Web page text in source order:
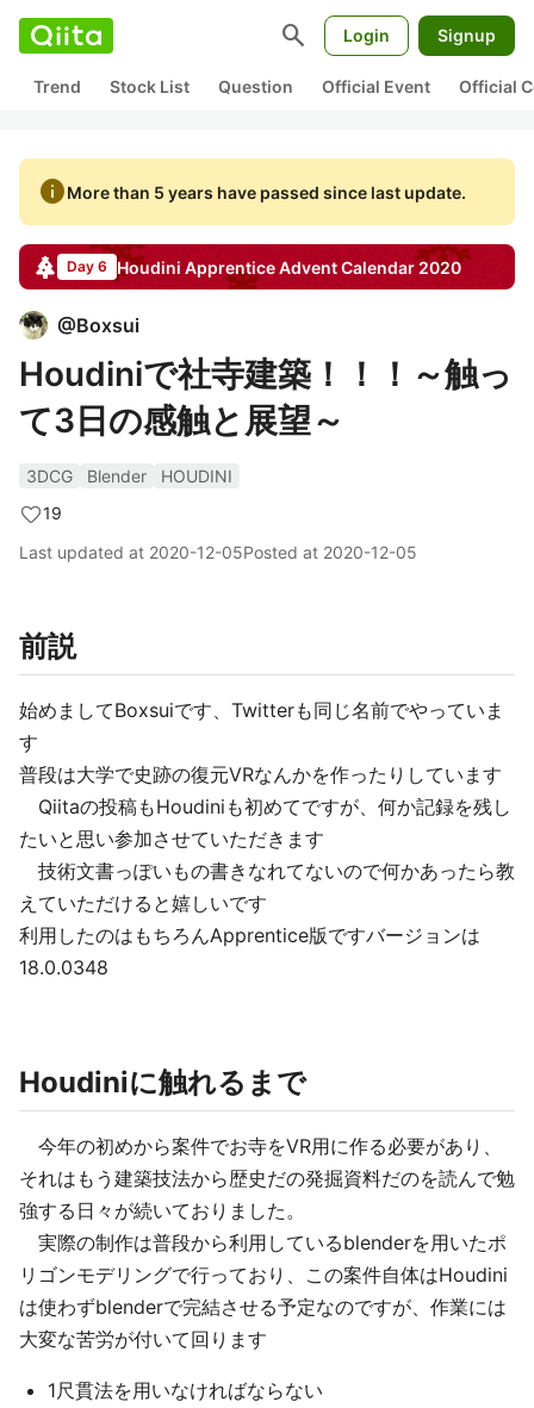
search Login Signup
Trend Stock List Question Official Event Official
infoMore than 5 years have passed since last update.
Day 6 Houdini ApprenticeAdvent Calendar2020
@Boxsui
Houdiniで社寺建築！！！～触っ
て3日の感触と展望～
3DCG Blender
HOUDINI
19
Last updated at 2020-12-05Posted at 2020-12-05
前説
始めましてBoxsuiです、Twitterも同じ名前でやっていま
す
普段は大学で史跡の復元VRなんかを作ったりしています
Qiitaの投稿もHoudiniも初めてですが、何か記録を残し
たいと思い参加させていただきます
技術文書っぽいもの書きなれてないので何かあったら教
えていただけると嬉しいです
利用したのはもちろんApprentice版ですバージョンは
18.0.0348
Houdiniに触れるまで
今年の初めから案件でお寺をVR用に作る必要があり、
それはもう建築技法から歴史だの発掘資料だのを読んで勉
強する日々が続いておりました。
実際の制作は普段から利用しているblenderを用いたポ
リゴンモデリングで行っており、この案件自体はHoudini
は使わずblenderで完結させる予定なのですが、作業には
大変な苦労が付いて回ります
1尺貫法を用いなければならない